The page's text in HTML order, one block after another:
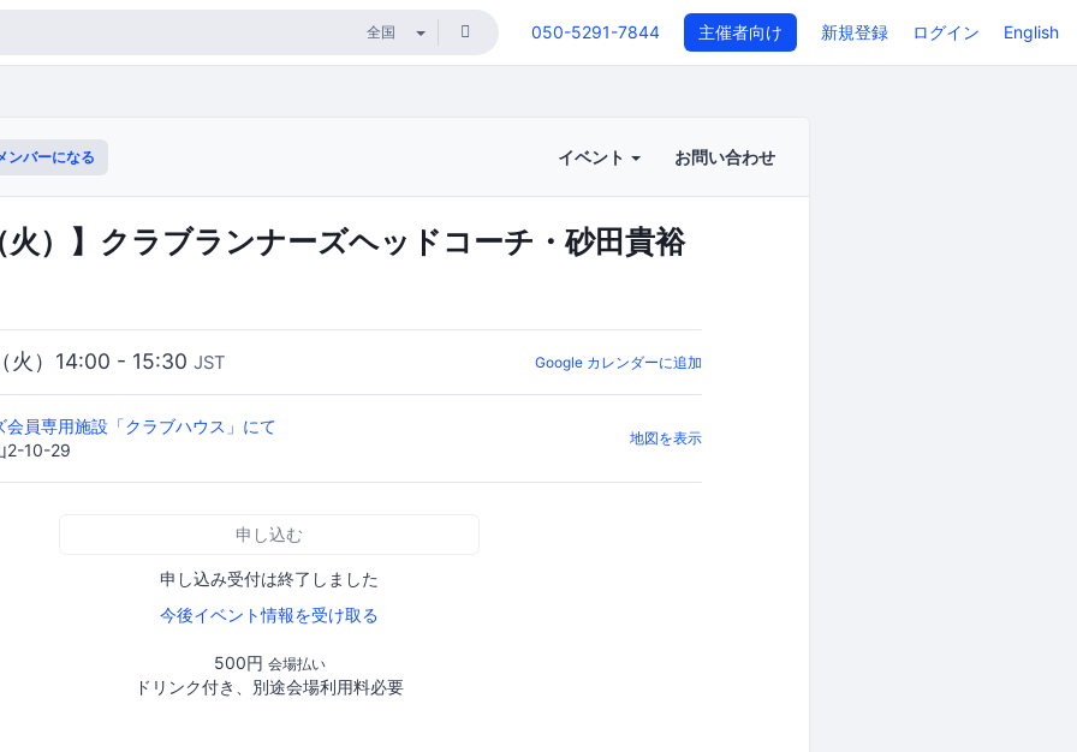
050-5291-7844 主催者向け 新規登録 ログイン English
ンバーになる イベント お問い合わせ
火）】クラブランナーズヘッドコーチ・砂田貴裕
火）14:00 - 15:30 JST Google カレンダーに追加
会員専用施設「クラブハウス」にて
2-10-29
地図を表示
申し込む
申し込み受付は終了しました
今後イベント情報を受け取る
500円 会場払い
ドリンク付き、別途会場利用料必要